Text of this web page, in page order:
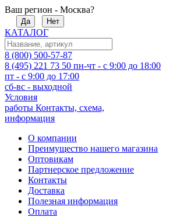
Ваш регион - Москва?
Да Нет
КАТАЛОГ
8 (800) 500-57-87
8 (495) 221 73 50 пн-чт - с 9:00 до 18:00
пт - с 9:00 до 17:00
сб-вс - выходной
Условия
работы Контакты, схема,
информация
О компании
Преимущество нашего магазина
Оптовикам
Партнерское предложение
Контакты
Доставка
Полезная информация
Оплата